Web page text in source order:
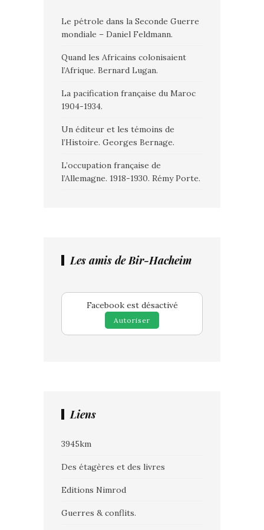
Le pétrole dans la Seconde Guerre
mondiale – Daniel Feldmann.
Quand les Africains colonisaient
l’Afrique. Bernard Lugan.
La pacification française du Maroc
1904-1934.
Un éditeur et les témoins de
l’Histoire. Georges Bernage.
L’occupation française de
l’Allemagne. 1918-1930. Rémy Porte.
Les amis de Bir-Hacheim
Facebook est désactivé
Autoriser
Liens
3945km
Des étagères et des livres
Editions Nimrod
Guerres & conflits.